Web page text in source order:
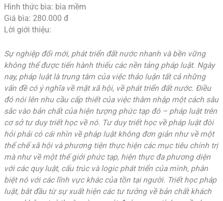
Hình thức bìa: bìa mềm
Giá bìa: 280.000 đ
Lời giới thiệu:
Sự nghiệp đổi mới, phát triển đất nước nhanh và bền vững
không thể được tiến hành thiếu các nền tảng pháp luật. Ngày
nay, pháp luật là trung tâm của việc thảo luận tất cả những
vấn đề có ý nghĩa về mặt xã hội, về phát triển đất nước. Điều
đó nói lên nhu cầu cấp thiết của việc thâm nhập một cách sâu
sắc vào bản chất của hiện tượng phức tạp đó – pháp luật trên
cơ sở tư duy triết học về nó. Tư duy triết học về pháp luật đòi
hỏi phải có cái nhìn về pháp luật không đơn giản như về một
thể chế xã hội và phương tiện thực hiện các mục tiêu chính trị
mà như về một thế giới phức tạp, hiện thực đa phương diện
với các quy luật, cấu trúc và logic phát triển của mình, phân
biệt nó với các lĩnh vực khác của tồn tại người. Triết học pháp
luật, bắt đầu từ sự xuất hiện các tư tưởng về bản chất khách